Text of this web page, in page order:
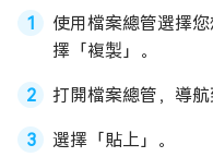
使用檔案總管選擇
擇「複製」。
打開檔案總管，導
選擇「貼上」。